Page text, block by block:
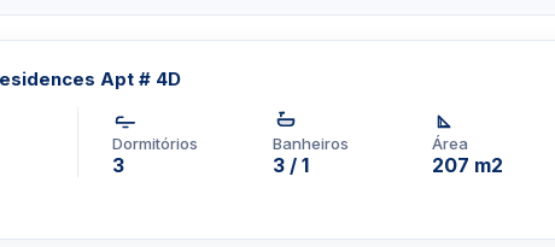
0613
Apt # 4D
Dormitórios
3
Banheiros
3 / 1
Área
207 m2